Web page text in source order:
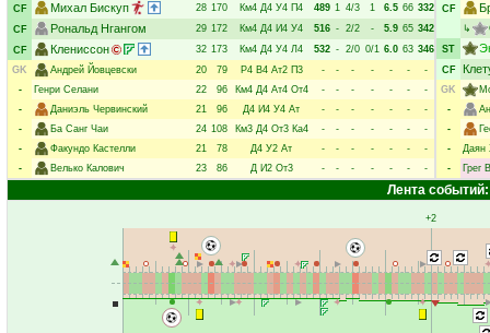
CF
Михал Бискуп 28 170 Км4 Д4 У4 П4 489 1 4/3 1 6.5 66 332
CF
Рональд Нгангом 29 172 Км4 Д4 И4 У4 516 - 2/2 - 5.9 65 342
CF
Клениссон 32 173 Км4 Д4 У4 Л4 532 - 2/0 0/1 6.0 63 346
GK
Андрей Йовцевски 20 79 Р4 В4 Ат2 П3 - - - - - -
-
-
Генри Селани 22 96 Км4 Д4 Ат4 От4 - - - - - -
-
-
Даниэль Червинский 21 96 Д4 И4 У4 Ат - - - - - -
-
-
Ба Санг Чаи 24 108 Км3 Д4 От3 Ка4 - - - - - -
-
-
Факундо Кастелли 21 78 Д4 У2 Ат - - - - - -
-
-
Велько Калович 23 86 Д И2 От3 - - - - - - -
CF
↳
ST
CF
GK
-
-
-
Даян
-
Грег
Лента событий:
+2